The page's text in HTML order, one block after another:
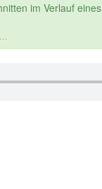
im Verlauf eines